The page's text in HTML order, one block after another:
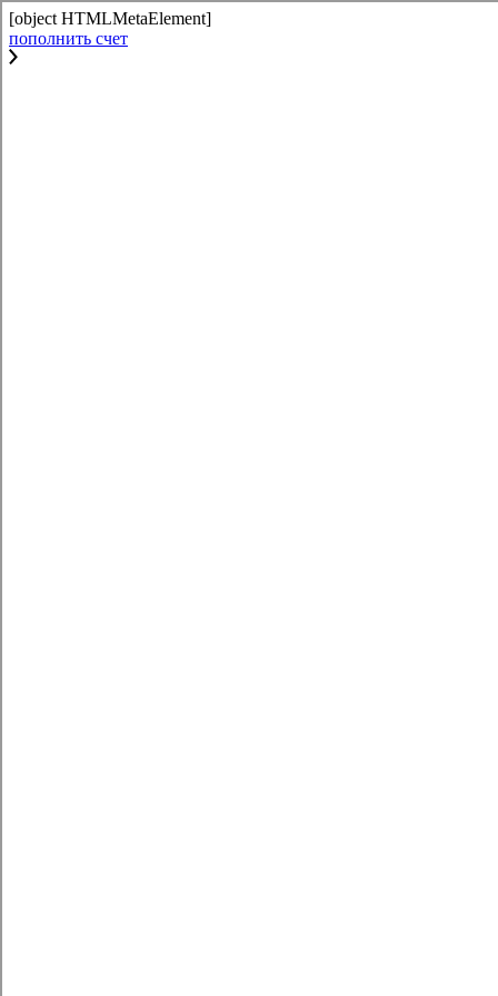
[object HTMLMetaElement]
пополнить счет